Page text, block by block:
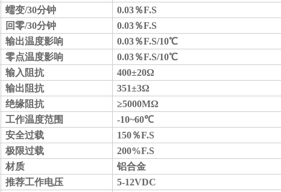
蠕变/30分钟 0.03％F.S
回零/30分钟 0.03％F.S
输出温度影响 0.03％F.S/10℃
零点温度影响
0.03％F.S/10℃
输入阻抗 400±20Ω
输出阻抗 351±3Ω
绝缘阻抗
≥5000MΩ
工作温度范围 -10~60℃
安全过载
150％F.S
极限过载
200%F.S
材质
铝合金
推荐工作电压
5-12VDC